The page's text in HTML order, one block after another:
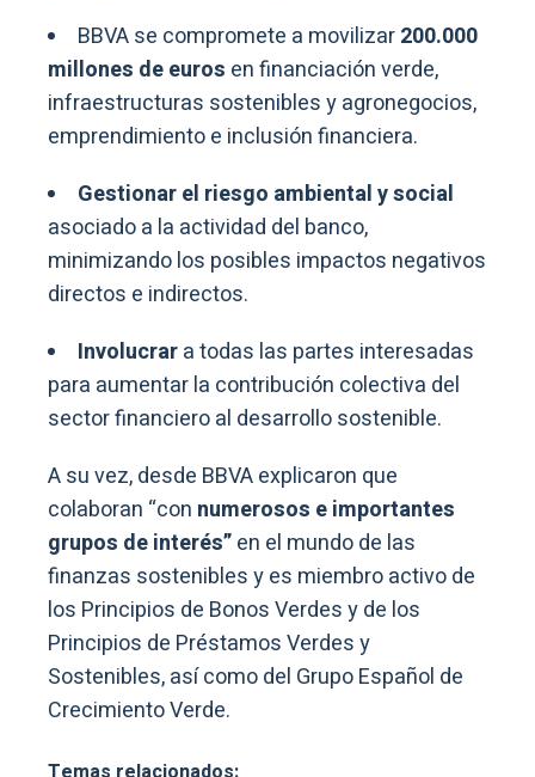
BBVA se compromete a movilizar200.000
millones de euros en financiación verde,
infraestructuras sostenibles y agronegocios,
emprendimiento e inclusión financiera.
Gestionar el riesgo ambiental y social
asociado a la actividad del banco,
minimizando los posibles impactos negativos
directos e indirectos.
Involucrara todas las partes interesadas
para aumentar la contribución colectiva del
sector financiero al desarrollo sostenible.
A su vez, desde BBVA explicaron que
colaboran “con numerosos e importantes
grupos de interés”en el mundo de las
finanzas sostenibles y es miembro activo de
los Principios de Bonos Verdes y de los
Principios de Préstamos Verdes y
Sostenibles, así como del Grupo Español de
Crecimiento Verde.